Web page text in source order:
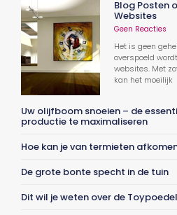
Blog Posten
Websites
Geen Reacties
Het is geen
overspoeld
websites. Met
kan het moeilijk
Uw olijfboom snoeien – de
productie te maximaliseren
Hoe kan je van termieten
De grote bonte specht in de tuin
Dit wil je weten over de Toypoedel